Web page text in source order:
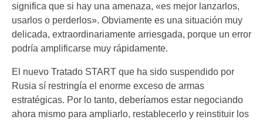
significa que si hay una amenaza, «es mejor lanzarlos,
usarlos o perderlos». Obviamente es una situación muy
delicada, extraordinariamente arriesgada, porque un error
podría amplificarse muy rápidamente.
El nuevo Tratado START que ha sido suspendido por
Rusia sí restringía el enorme exceso de armas
estratégicas. Por lo tanto, deberíamos estar negociando
ahora mismo para ampliarlo, restablecerlo y reinstituir los